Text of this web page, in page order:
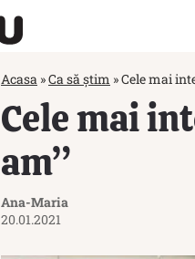
Acasa »Ca să știm »Cele mai
Cele mai
am”
Ana-Maria
20.01.2021